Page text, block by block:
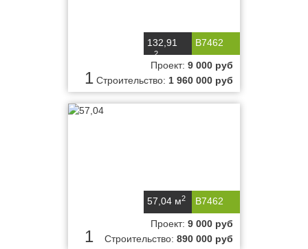
B7462
132,91
м2
1
Проект: 9 000 руб
Строительство: 1 960 000 руб
B7462
57,04 м2
1
Проект: 9 000 руб
Строительство: 890 000 руб